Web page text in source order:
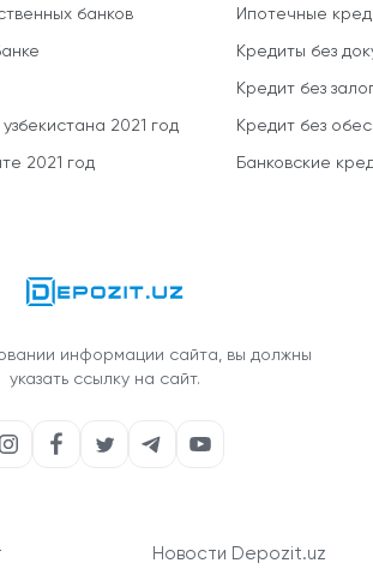
банков
2021 год
2021 год
Ипотечные
Кредиты без
Кредит без
Кредит без
Банковские
информации сайта, вы должны
указать ссылку на сайт.
Новости Depozit.uz